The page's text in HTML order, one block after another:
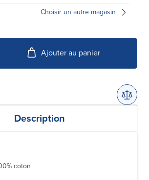
Choisir un autre magasin
Ajouter au panier
Description
coton